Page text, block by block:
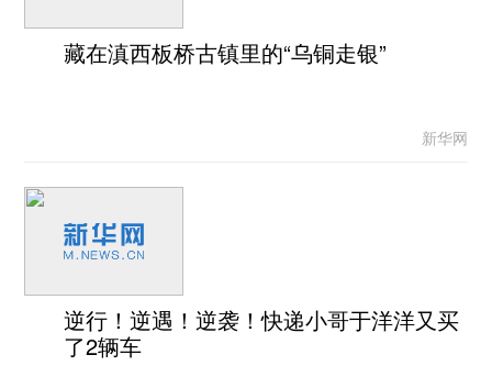
藏在滇西板桥古镇里的“乌铜走银”
新华网
逆行！逆遇！逆袭！快递小哥于洋洋又买
了2辆车